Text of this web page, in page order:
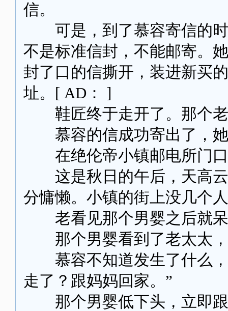
信。
可是，到了慕容寄信的时
不是标准信封，不能邮寄。
封了口的信撕开，装进新买
址。[ AD： ]
鞋匠终于走开了。那个老
慕容的信成功寄出了，她
在绝伦帝小镇邮电所门口
这是秋日的午后，天高云
分慵懒。小镇的街上没几个
老看见那个男婴之后就呆
那个男婴看到了老太太，
慕容不知道发生了什么，
走了？跟妈妈回家。”
那个男婴低下头，立即跟